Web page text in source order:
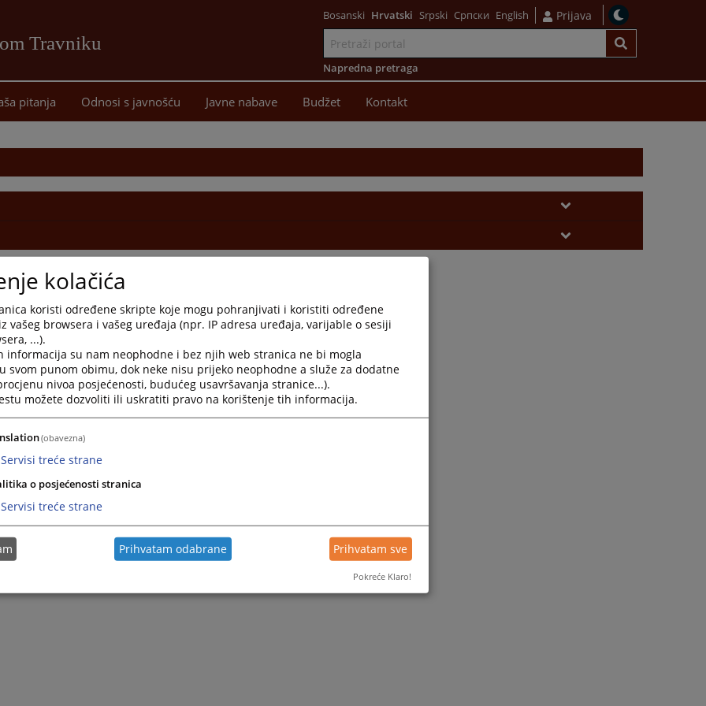
Travniku
sadržaj
Bosanski Hrvatski Srpski Српски English Prijava
Napredna pretraga
pitanja Odnosi s javnošću Javne nabave Budžet Kontakt
kolačića
koristi određene skripte koje mogu pohranjivati i koristiti određene
vašeg browsera i vašeg uređaja (npr. IP adresa uređaja, varijable o sesiji
...).
informacija su nam neophodne i bez njih web stranica ne bi mogla
svom punom obimu, dok neke nisu prijeko neophodne a služe za dodatne
nivoa posjećenosti, budućeg usavršavanja stranice...).
možete dozvoliti ili uskratiti pravo na korištenje tih informacija.
(obavezna)
Servisi treće strane
o posjećenosti stranica
Servisi treće strane
Prihvatam odabrane Prihvatam sve
Pokreće Klaro!